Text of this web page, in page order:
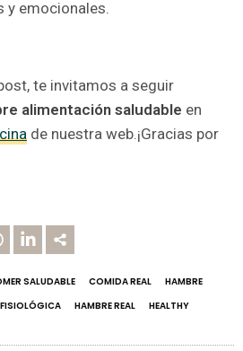
y emocionales.
te invitamos a seguir
alimentación saludable en
de nuestra web.¡Gracias por
SALUDABLE COMIDA REAL
HAMBRE
HAMBRE REAL HEALTHY